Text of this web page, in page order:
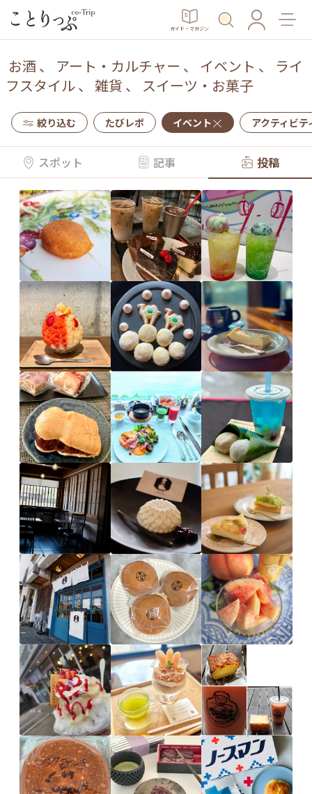
ガイド・マガジン
お酒 、 アート・カルチャー 、 イベント 、 ライ
フスタイル、 雑貨 、 スイーツ・お菓子
絞り込む たびレポ イベント アクティビテ
スポット 記事 投稿